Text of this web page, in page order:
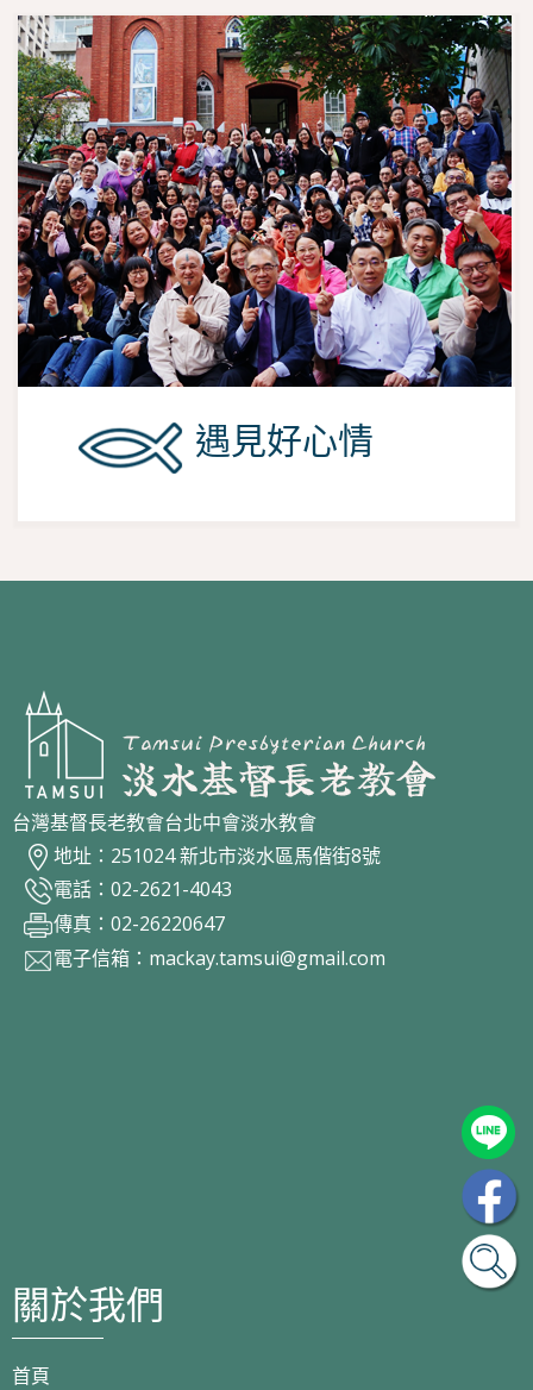
遇見好心情
台灣基督長老教會台北中會淡水教會
地址：251024 新北市淡水區馬偕街8號
電話：02-2621-4043
傳真：02-26220647
電子信箱： mackay.tamsui@gmail.com
關於我們
首頁